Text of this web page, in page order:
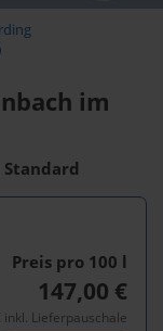
im
Standard
Preis pro 100 l
147,00 €
inkl. Lieferpauschale